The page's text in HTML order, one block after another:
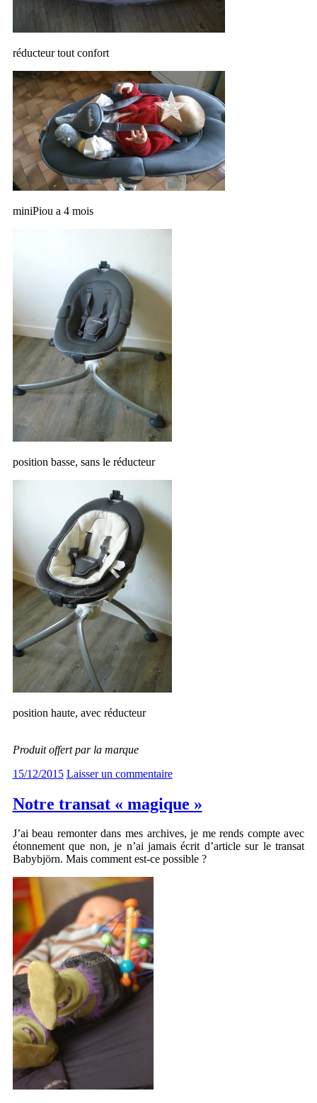
réducteur tout confort
miniPiou a 4 mois
position basse, sans le réducteur
position haute, avec réducteur
Produit offert par la marque
15/12/2015 Laisser un commentaire
Notre transat « magique »
J’ai beau remonter dans mes archives, je me rends compte avec
étonnement que non, je n’ai jamais écrit d’article sur le transat
Babybjörn. Mais comment est-ce possible ?